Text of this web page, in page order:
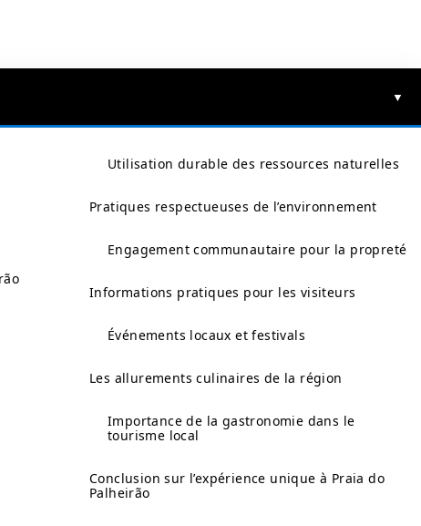
Utilisation durable des ressources naturelles
Pratiques respectueuses de l’environnement
Engagement communautaire pour la propreté
Informations pratiques pour les visiteurs
Événements locaux et festivals
Les allurements culinaires de la région
Importance de la gastronomie dans le
tourisme local
Conclusion sur l’expérience unique à Praia do
Palheirão